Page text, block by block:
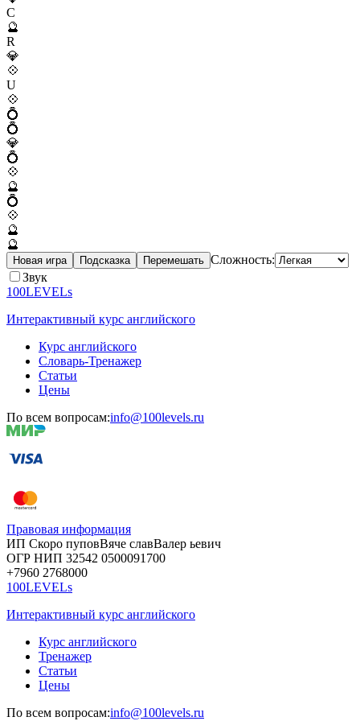
C
🔮
R
💎
💠
U
💠
💍
💍
💎
💍
💠
🔮
💍
💠
🔮
🔮
Новая игра Подсказка Перемешать Сложность:
Звук
100LEVELs
Интерактивный курс английского
Курс английского
Словарь-Тренажер
Статьи
Цены
По всем вопросам:info@100levels.ru
Правовая информация
ИП Скоро пуповВяче славВалер ьевич
ОГР НИП 32542 0500091700
+7960 2768000
100LEVELs
Интерактивный курс английского
Курс английского
Тренажер
Статьи
Цены
По всем вопросам:info@100levels.ru